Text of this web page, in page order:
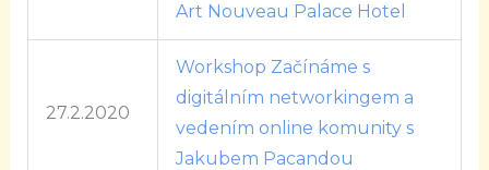
Art Nouveau Palace Hotel
27.2.2020
Workshop Začínáme s
digitálním networkingem a
vedením online komunity s
Jakubem Pacandou